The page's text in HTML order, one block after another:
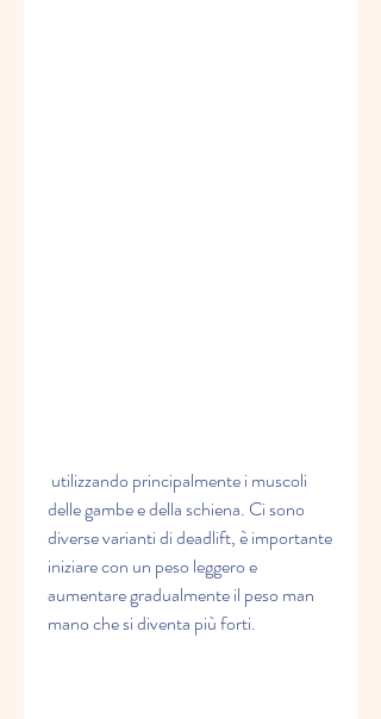
delle gambe e della schiena. Ci sono
diverse varianti di deadlift, è importante
iniziare con un peso leggero e
aumentare gradualmente il peso man
mano che si diventa più forti.